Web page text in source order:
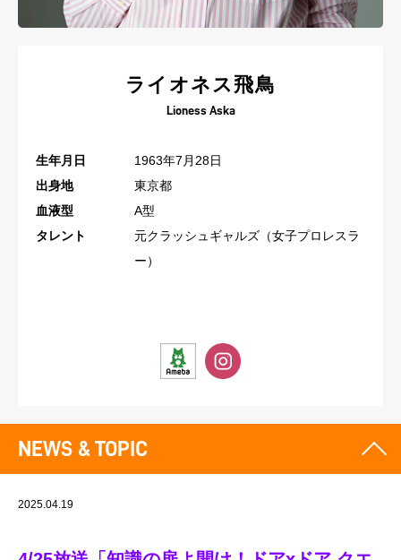
ライオネス飛鳥
Lioness Aska
生年月日
1963年7月28日
出身地
東京都
血液型
A型
タレント
元クラッシュギャルズ（女子プロレスラ
ー）
NEWS & TOPIC
2025.04.19